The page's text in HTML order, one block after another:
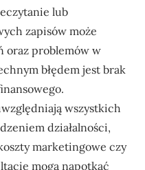
lub
zapisów może
oraz problemów w
błędem jest brak
wszystkich
działalności,
marketingowe czy
mogą napotkać